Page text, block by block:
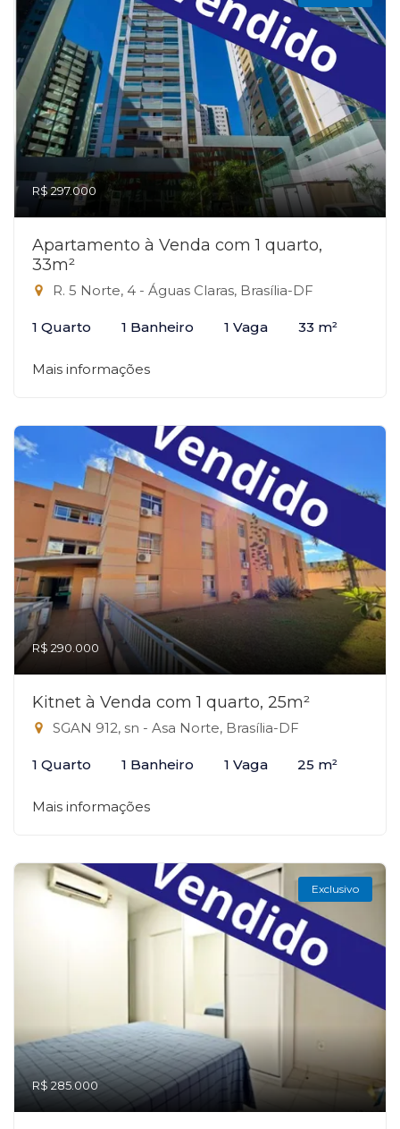
R$ 297.000
Apartamento à Venda com 1 quarto,
33m²
R. 5 Norte, 4 - Águas Claras, Brasília-DF
1 Quarto 1 Banheiro 1 Vaga 33 m²
Mais informações
R$ 290.000
Kitnet à Venda com 1 quarto, 25m²
SGAN 912, sn - Asa Norte, Brasília-DF
1 Quarto 1 Banheiro 1 Vaga 25 m²
Mais informações
Exclusivo
R$ 285.000